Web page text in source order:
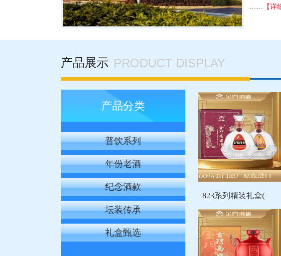
…… 【详
产品展示 PRODUCT DISPLAY
产品分类
普饮系列
年份老酒
纪念酒款
坛装传承
礼盒甄选
百龙金门高粱酒 823系列精装礼盒(